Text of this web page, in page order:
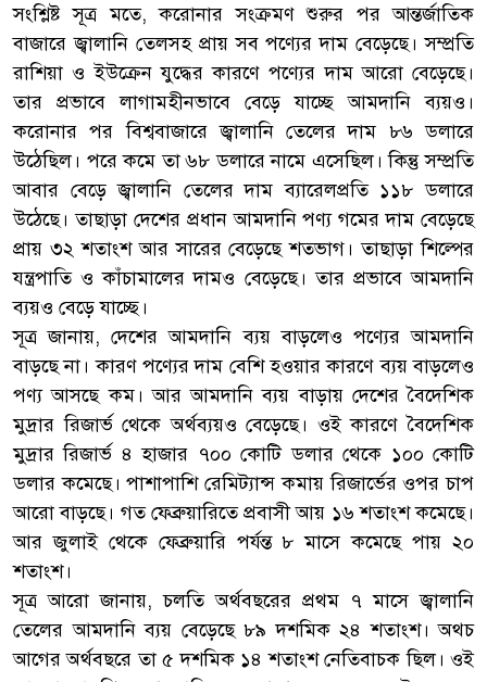
সংশ্লিষ্ট সূত্র মতে, করোনার সংক্রমণ শুরুর পর আন্তর্জাতিক
বাজারে জ্বালানি তেলসহ প্রায় সব পণ্যের দাম বেড়েছে। সম্প্রতি
রাশিয়া ও ইউক্রেন যুদ্ধের কারণে পণ্যের দাম আরো বেড়েছে।
তার প্রভাবে লাগামহীনভাবে বেড়ে যাচ্ছে আমদানি ব্যয়ও।
করোনার পর বিশ্ববাজারে জ্বালানি তেলের দাম ৮৬ ডলারে
উঠেছিল। পরে কমে তা ৬৮ ডলারে নামে এসেছিল। কিন্তু সম্প্রতি
আবার বেড়ে জ্বালানি তেলের দাম ব্যারেলপ্রতি ১১৮ ডলারে
উঠেছে। তাছাড়া দেশের প্রধান আমদানি পণ্য গমের দাম বেড়েছে
প্রায় ৩২ শতাংশ আর সারের বেড়েছে শতভাগ। তাছাড়া শিল্পের
যন্ত্রপাতি ও কাঁচামালের দামও বেড়েছে। তার প্রভাবে আমদানি
ব্যয়ও বেড়ে যাচ্ছে।
সূত্র জানায়, দেশের আমদানি ব্যয় বাড়লেও পণ্যের আমদানি
বাড়ছে না। কারণ পণ্যের দাম বেশি হওয়ার কারণে ব্যয় বাড়লেও
পণ্য আসছে কম। আর আমদানি ব্যয় বাড়ায় দেশের বৈদেশিক
মুদ্রার রিজার্ভ থেকে অর্থব্যয়ও বেড়েছে। ওই কারণে বৈদেশিক
মুদ্রার রিজার্ভ ৪ হাজার ৭০০ কোটি ডলার থেকে ১০০ কোটি
ডলার কমেছে। পাশাপাশি রেমিট্যান্স কমায় রিজার্ভের ওপর চাপ
আরো বাড়ছে। গত ফেব্রুয়ারিতে প্রবাসী আয় ১৬ শতাংশ কমেছে।
আর জুলাই থেকে ফেব্রুয়ারি পর্যন্ত ৮ মাসে কমেছে পায় ২০
শতাংশ।
সূত্র আরো জানায়, চলতি অর্থবছরের প্রথম ৭ মাসে জ্বালানি
তেলের আমদানি ব্যয় বেড়েছে ৮৯ দশমিক ২৪ শতাংশ। অথচ
আগের অর্থবছরে তা ৫ দশমিক ১৪ শতাংশ নেতিবাচক ছিল। ওই